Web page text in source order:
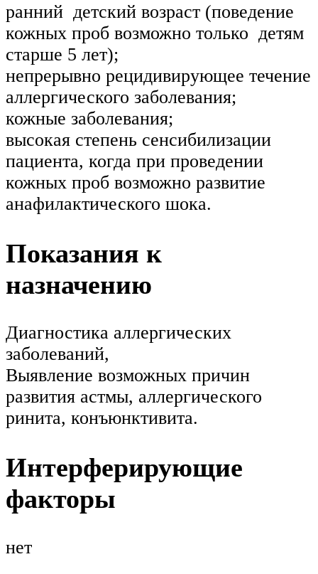
ранний детский возраст (поведение
кожных проб возможно только детям
старше 5 лет);
непрерывно рецидивирующее течение
аллергического заболевания;
кожные заболевания;
высокая степень сенсибилизации
пациента, когда при проведении
кожных проб возможно развитие
анафилактического шока.
Показания к
назначению
Диагностика аллергических
заболеваний,
Выявление возможных причин
развития астмы, аллергического
ринита, конъюнктивита.
Интерферирующие
факторы
нет